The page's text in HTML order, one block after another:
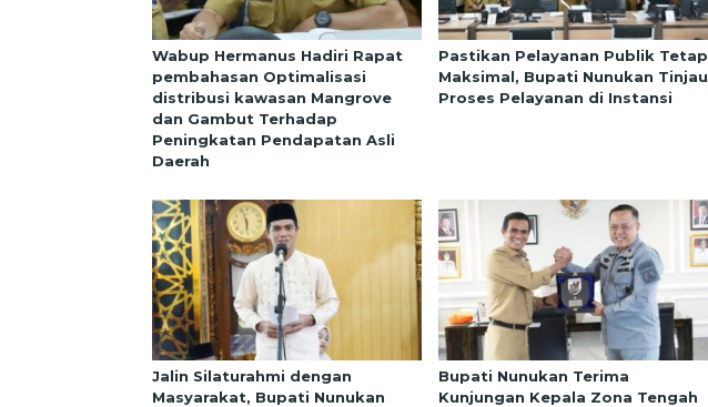
Wabup Hermanus Hadiri Rapat
pembahasan Optimalisasi
distribusi kawasan Mangrove
dan Gambut Terhadap
Peningkatan Pendapatan Asli
Daerah
Pastikan Pelayanan Publik Tetap
Maksimal, Bupati Nunukan Tinjau
Proses Pelayanan di Instansi
Jalin Silaturahmi dengan
Masyarakat, Bupati Nunukan
Bupati Nunukan Terima
Kunjungan Kepala Zona Tengah